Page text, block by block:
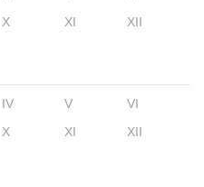
X XI XII
IV V
VI
X XI XII